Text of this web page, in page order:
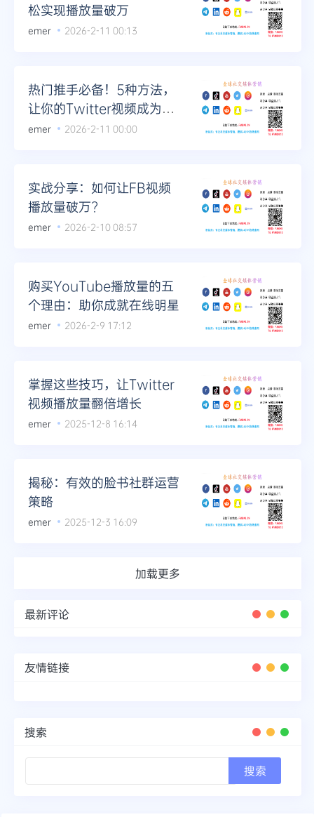
松实现播放量破万
emer 2026-2-11 00:13
热门推手必备！5种方法，
让你的Twitter视频成为焦
点
emer 2026-2-11 00:00
实战分享：如何让FB视频
播放量破万?
emer 2026-2-10 08:57
购买YouTube播放量的五
个理由：助你成就在线明星
emer 2026-2-9 17:12
掌握这些技巧，让Twitter
视频播放量翻倍增长
emer 2025-12-8 16:14
揭秘：有效的脸书社群运营
策略
emer 2025-12-3 16:09
加载更多
最新评论
友情链接
搜索